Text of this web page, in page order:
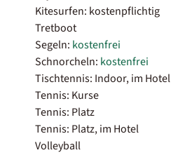
Kitesurfen: kostenpflichtig
Tretboot
Segeln: kostenfrei
Schnorcheln: kostenfrei
Tischtennis: Indoor, im Hotel
Tennis: Kurse
Tennis: Platz
Tennis: Platz, im Hotel
Volleyball